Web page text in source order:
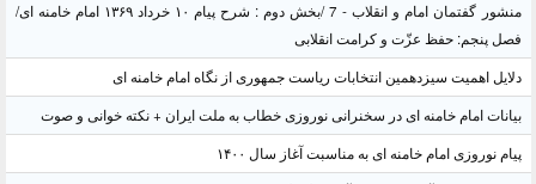
منشور گفتمان امام و انقلاب - 7 /بخش دوم : شرح پیام ۱۰ خرداد ۱۳۶۹ امام خامنه ای/
فصل پنجم: حفظ عزّت و کرامت انقلابی
دلایل اهمیت سیزدهمین انتخابات ریاست جمهوری از نگاه امام خامنه ای
بیانات امام خامنه ای در سخنرانی نوروزی خطاب به ملت ایران + نکته خوانی و صوت
پیام نوروزی امام خامنه ای به مناسبت آغاز سال ۱۴۰۰